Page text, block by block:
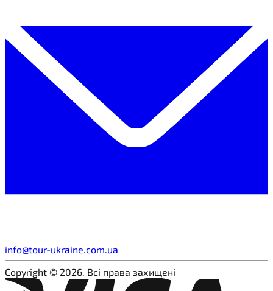
info@tour-ukraine.com.ua
Copyright © 2026. Всі права захищені